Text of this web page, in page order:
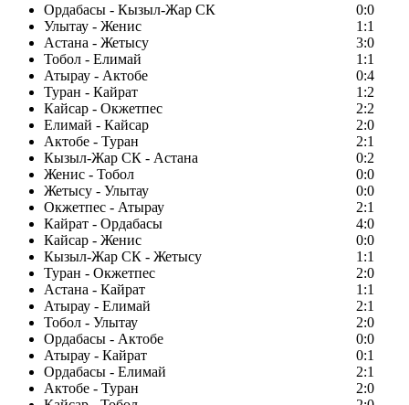
Ордабасы - Кызыл-Жар СК
0:0
Улытау - Женис
1:1
Астана - Жетысу
3:0
Тобол - Елимай
1:1
Атырау - Актобе
0:4
Туран - Кайрат
1:2
Кайсар - Окжетпес
2:2
Елимай - Кайсар
2:0
Актобе - Туран
2:1
Кызыл-Жар СК - Астана
0:2
Женис - Тобол
0:0
Жетысу - Улытау
0:0
Окжетпес - Атырау
2:1
Кайрат - Ордабасы
4:0
Кайсар - Женис
0:0
Кызыл-Жар СК - Жетысу
1:1
Туран - Окжетпес
2:0
Астана - Кайрат
1:1
Атырау - Елимай
2:1
Тобол - Улытау
2:0
Ордабасы - Актобе
0:0
Атырау - Кайрат
0:1
Ордабасы - Елимай
2:1
Актобе - Туран
2:0